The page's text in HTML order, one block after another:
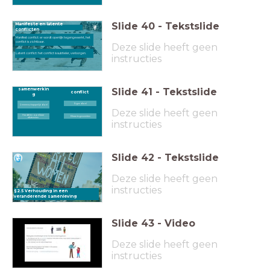
Manifeste en latente
conflicten
Manifest conflict: er wordt openlijk tegengewerkt, het
conflict is zichtbaar.
Latent conflict: het conflict is subtieler, verborgen.
Slide 40 - Tekstslide
Deze slide heeft geen
instructies
Gemeenschappelijk doel
samenwerkin
g
Eigen doel
conflict
Elkaar tegenwerken
Handelen op elkaar
afstemmen
Slide 41 - Tekstslide
Deze slide heeft geen
instructies
§2.5 Verhouding in een
veranderende samenleving
Slide 42 - Tekstslide
Deze slide heeft geen
instructies
Slide 43 - Video
Deze slide heeft geen
instructies